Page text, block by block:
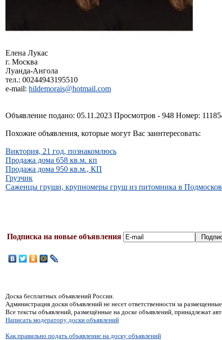
Елена Лукас
г. Москва
Луанда-Ангола
тел.: 00244943195510
e-mail: hildemorais@hotmail.com
Объявление подано: 05.11.2023 Просмотров - 948 Номер:
Похожие объявления, которые могут Вас заинтересовать:
Виктория, 21 год, познакомлюсь
Продажа дома 658 кв.м. кп
Продажа дома 950 кв.м., КП
Грузчик
Саженцы груши, крупномеры груш из питомника в
Подписка на новые объявления
Доска бесплатных объявлений России.
Администрация доски объявлений не несет ответственности за
Все тексты объявлений, размещённые на доске объявлений, принадлежат
Написать модератору доски объявлений
Как правильно подать объявление на доску объявлений